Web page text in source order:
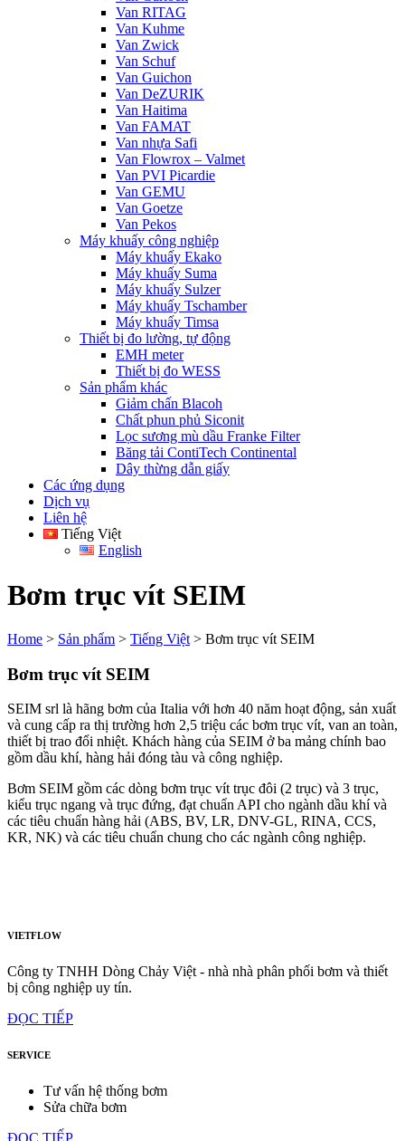
Van RITAG
Van Kuhme
Van Zwick
Van Schuf
Van Guichon
Van DeZURIK
Van Haitima
Van FAMAT
Van nhựa Safi
Van Flowrox – Valmet
Van PVI Picardie
Van GEMU
Van Goetze
Van Pekos
Máy khuấy công nghiệp
Máy khuấy Ekako
Máy khuấy Suma
Máy khuấy Sulzer
Máy khuấy Tschamber
Máy khuấy Timsa
Thiết bị đo lường, tự động
EMH meter
Thiết bị đo WESS
Sản phẩm khác
Giảm chấn Blacoh
Chất phun phủ Siconit
Lọc sương mù dầu Franke Filter
Băng tải ContiTech Continental
Dây thừng dẫn giấy
Các ứng dụng
Dịch vụ
Liên hệ
Tiếng Việt
English
Bơm trục vít SEIM
Home > Sản phẩm > Tiếng Việt > Bơm trục vít SEIM
Bơm trục vít SEIM
SEIM srl là hãng bơm của Italia với hơn 40 năm hoạt động, sản xuất
và cung cấp ra thị trường hơn 2,5 triệu các bơm trục vít, van an toàn,
thiết bị trao đổi nhiệt. Khách hàng của SEIM ở ba mảng chính bao
gồm dầu khí, hàng hải đóng tàu và công nghiệp.
Bơm SEIM gồm các dòng bơm trục vít trục đôi (2 trục) và 3 trục,
kiểu trục ngang và trục đứng, đạt chuẩn API cho ngành dầu khí và
các tiêu chuẩn hàng hải (ABS, BV, LR, DNV-GL, RINA, CCS,
KR, NK) và các tiêu chuẩn chung cho các ngành công nghiệp.
VIETFLOW
Công ty TNHH Dòng Chảy Việt - nhà nhà phân phối bơm và thiết
bị công nghiệp uy tín.
ĐỌC TIẾP
SERVICE
Tư vấn hệ thống bơm
Sửa chữa bơm